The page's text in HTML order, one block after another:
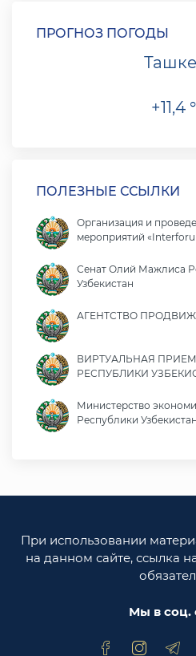
ПРОГНОЗ ПОГОДЫ
+11,4
ПОЛЕЗНЫЕ ССЫЛКИ
Организация и
мероприятий
Сенат Олий Мажлиса
Узбекистан
АГЕНТСТВО
ВИРТУАЛЬНАЯ
РЕСПУБЛИКИ
Министерство
Республики Узбекистан
Законодательная
Министерство
Узбекистан
торговая площадка
При использовании
на данном сайте, ссылка
Мы в соц.